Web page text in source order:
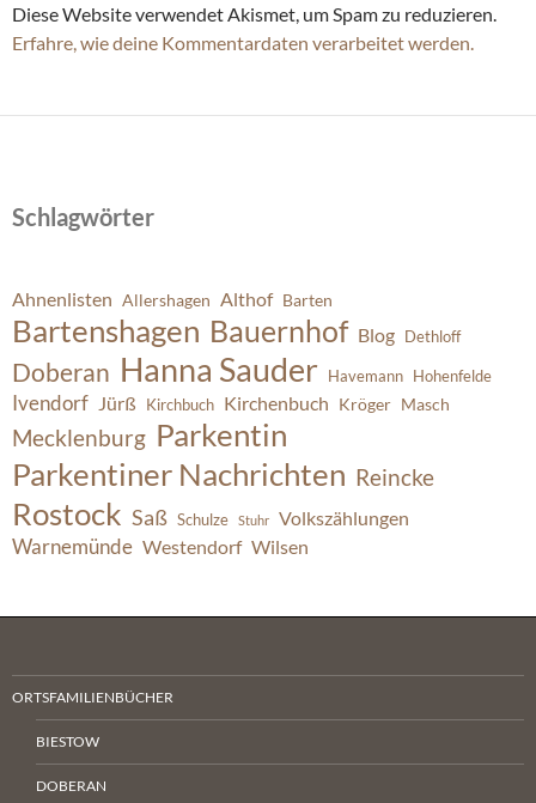
Diese Website verwendet Akismet, um Spam zu reduzieren.
Erfahre, wie deine Kommentardaten verarbeitet werden.
Schlagwörter
Ahnenlisten Allershagen Althof Barten
Bartenshagen Bauernhof Blog Dethloff
Doberan Hanna Sauder Havemann Hohenfelde
Ivendorf Jürß Kirchbuch Kirchenbuch Kröger Masch
Mecklenburg Parkentin
Parkentiner Nachrichten Reincke
Rostock Saß Schulze Stuhr Volkszählungen
Warnemünde Westendorf Wilsen
ORTSFAMILIENBÜCHER
BIESTOW
DOBERAN